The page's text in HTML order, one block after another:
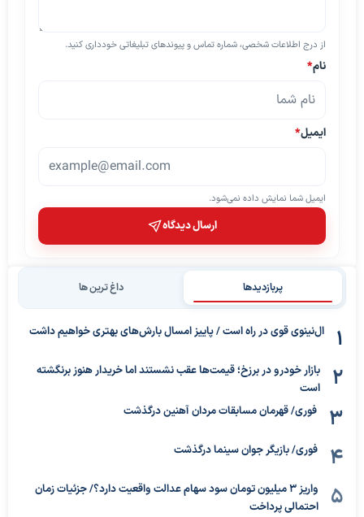
از درج اطلاعات شخصی، شماره تماس و پیوندهای تبلیغاتی خودداری کنید.
نام*
ایمیل*
ایمیل شما نمایش داده نمی‌شود.
ارسال دیدگاه
پربازدیدها داغ ترین ها
ال‌نینوی قوی در راه است / پاییز امسال بارش‌های بهتری خواهیم داشت
بازار خودرو در برزخ؛ قیمت‌ها عقب نشستند اما خریدار هنوز برنگشته
است
فوری/ قهرمان مسابقات مردان آهنین درگذشت
فوری/ بازیگر جوان سینما درگذشت
واریز ۳ میلیون تومان سود سهام عدالت واقعیت دارد؟/ جزئیات زمان
احتمالی پرداخت